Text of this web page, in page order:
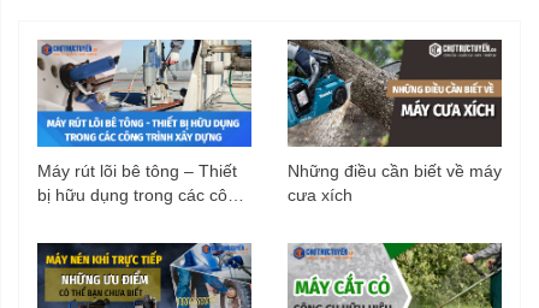
Máy rút lõi bê tông – Thiết
bị hữu dụng trong các công
Những điều cần biết về máy
cưa xích